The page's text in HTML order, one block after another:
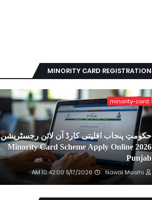
MINORITY CARD REGISTRATION
minority-card
حکومتِ پنجاب اقلیتی کارڈ آن لائن رجسٹریشن
2026 Minority Card Scheme Apply Online
Punjab
Nawai Masihi
5/17/2026 10:42:00 AM